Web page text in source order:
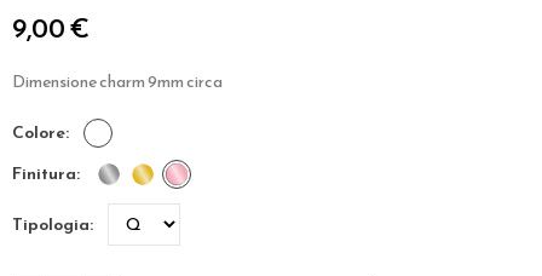
9,00 €
Dimensione charm 9mm circa
colore
finitura
tipologia